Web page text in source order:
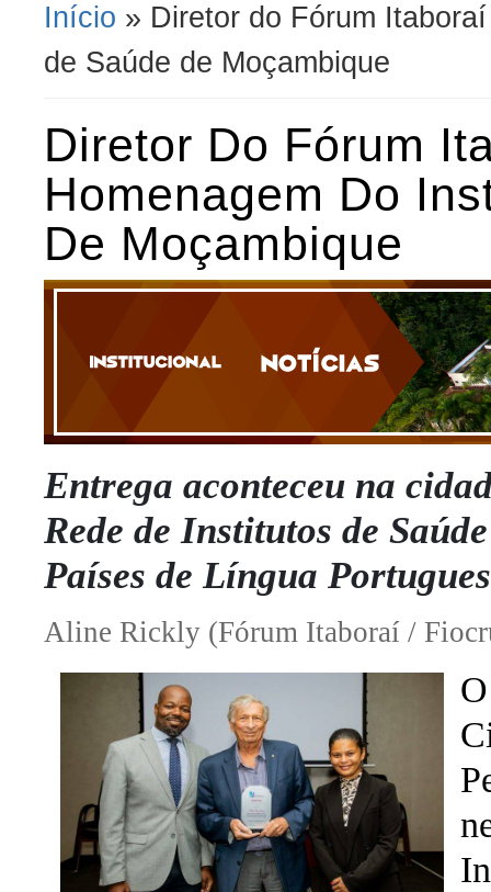
Você Está Aqui
Início » Diretor do Fórum
de Saúde de Moçambique
Diretor Do Fórum
Homenagem Do
De Moçambique
Entrega aconteceu na
Rede de Institutos de
Países de Língua
Aline Rickly (Fórum Itaboraí /